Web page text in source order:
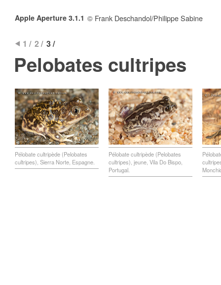
Apple Aperture 3.1.1 © Frank Deschandol/Philippe Sabine
1 / 2 / 3 /
Pelobates cultripes
Pélobate cultripède (Pelobates
cultripes), Sierra Norte, Espagne.
Pélobate cultripède (Pelobates
cultripes), jeune, Vila Do Bispo,
Portugal.